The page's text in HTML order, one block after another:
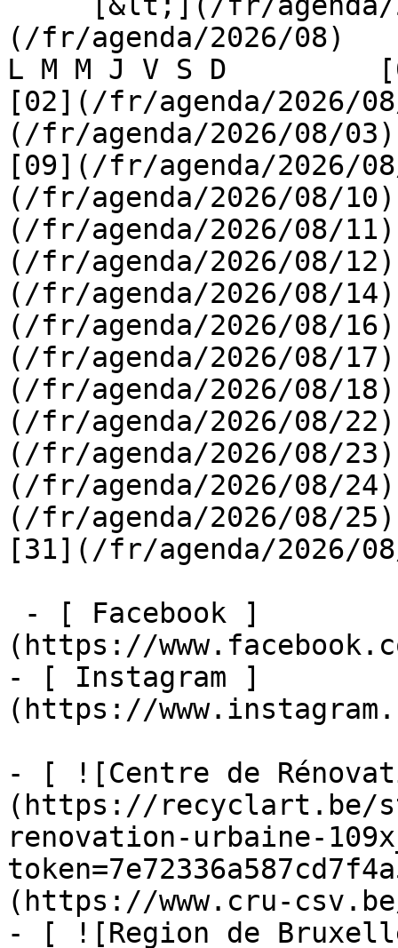
(/fr/agenda/2026/08)
L M M J V S D
[02](/fr/agenda/2026/
(/fr/agenda/2026/08/
[09](/fr/agenda/2026/
(/fr/agenda/2026/08/
(/fr/agenda/2026/08/
(/fr/agenda/2026/08/
(/fr/agenda/2026/08/
(/fr/agenda/2026/08/
(/fr/agenda/2026/08/
(/fr/agenda/2026/08/
(/fr/agenda/2026/08/
(/fr/agenda/2026/08/
(/fr/agenda/2026/08/
(/fr/agenda/2026/08/
[31](/fr/agenda/
(https://
- [ Instagram ]
(https://
- [ ![Centre de
(https://recyclart.be/
renovation-urbaine-
(https://www.cru-
- [ ![Region de